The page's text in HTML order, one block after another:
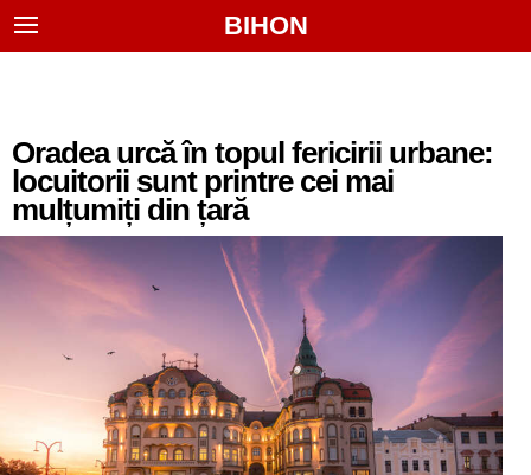
BIHON
Oradea urcă în topul fericirii urbane:
locuitorii sunt printre cei mai
mulțumiți din țară